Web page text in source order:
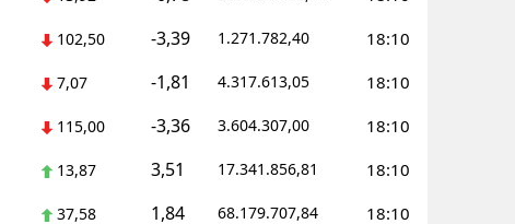
102,50 -3,39 1.271.782,40 18:10
7,07 -1,81 4.317.613,05 18:10
115,00 -3,36 3.604.307,00 18:10
13,87 3,51 17.341.856,81 18:10
37,58 1,84 68.179.707,84 18:10